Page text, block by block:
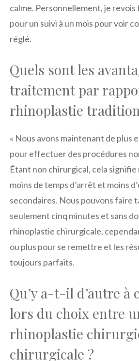
calme. Personnellement, je revois
pour un suivi à un mois pour voir
réglé.
Quels sont les
traitement par
rhinoplastie
« Nous avons maintenant de plus
pour effectuer des procédures
Étant non chirurgical, cela signifie
moins de temps d’arrêt et moins
secondaires. Nous pouvons faire
seulement cinq minutes et sans
rhinoplastie chirurgicale,
ou plus pour se remettre et les
toujours parfaits.
Qu’y a-t-il d’autre à
lors du choix entre
rhinoplastie
chirurgicale ?